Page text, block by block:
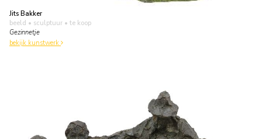
Jits Bakker
beeld • sculptuur • te koop
Gezinnetje
bekijk kunstwerk